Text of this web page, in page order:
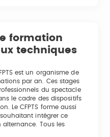
formation
techniques
est un organisme de
par an. Ces stages
du spectacle
le cadre des dispositifs
Le CFPTS forme aussi
intégrer ce
alternance. Tous les